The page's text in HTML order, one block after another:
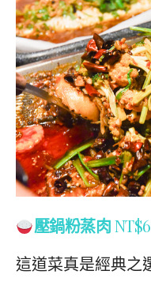
壓鍋粉蒸肉
這道菜真是經典之